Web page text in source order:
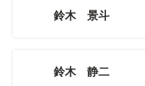
鈴木 景斗
鈴木 静二